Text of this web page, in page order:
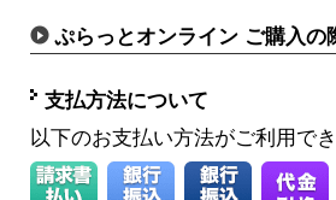
ぷらっとオンライン ご購入の
支払方法について
以下のお支払い方法がご利用で